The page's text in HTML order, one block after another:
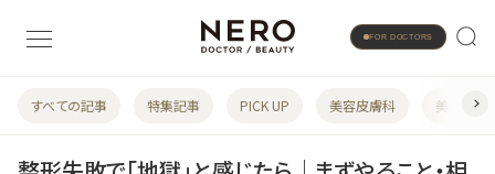
FOR DOCTORS
すべての記事 特集記事 PICK UP 美容皮膚科 美容婦人